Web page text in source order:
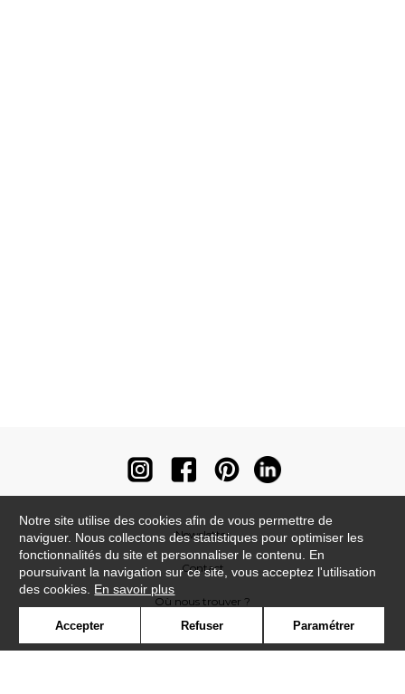
Newsletter
Contact
Où nous trouver ?
Notre site utilise des cookies afin de vous permettre de
naviguer. Nous collectons des statistiques pour optimiser les
fonctionnalités du site et personnaliser le contenu. En
poursuivant la navigation sur ce site, vous acceptez l'utilisation
des cookies. En savoir plus
Accepter Refuser Paramétrer